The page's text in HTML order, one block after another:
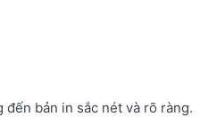
bản in sắc nét và rõ ràng.